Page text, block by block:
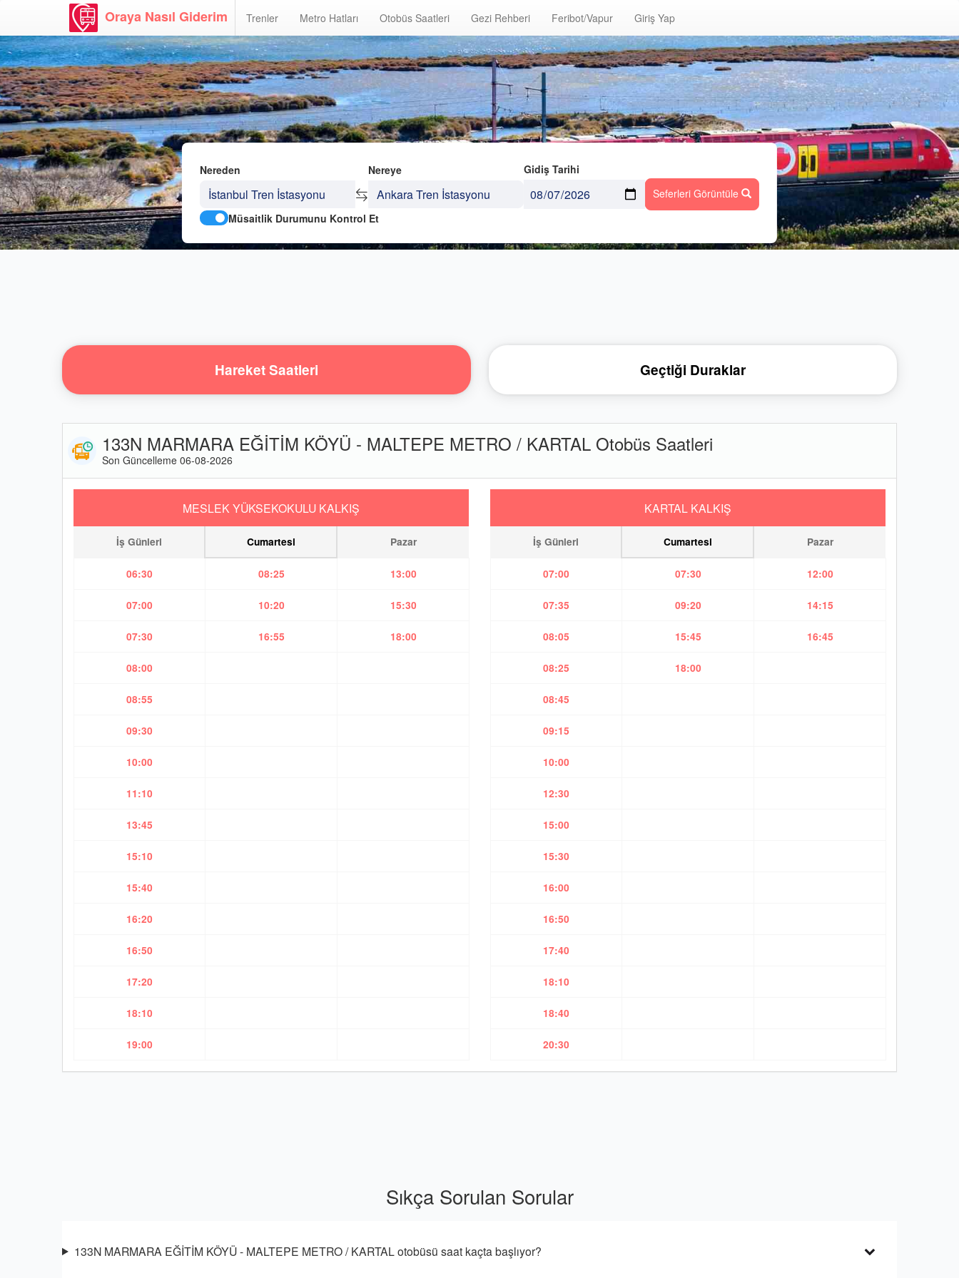
Oraya Nasıl Giderim Trenler Metro Hatları Otobüs Saatleri Gezi Rehberi Feribot/Vapur Giriş Yap
Nereden Nereye
Gidiş Tarihi
Seferleri Görüntüle
Müsaitlik Durumunu Kontrol Et
Hareket Saatleri Geçtiği Duraklar
133N MARMARA EĞİTİM KÖYÜ - MALTEPE METRO / KARTAL Otobüs Saatleri
Son Güncelleme 06-08-2026
MESLEK YÜKSEKOKULU KALKIŞ
İş Günleri Cumartesi Pazar
06:30 08:25 13:00
07:00 10:20 15:30
07:30 16:55 18:00
08:00
08:55
09:30
10:00
11:10
13:45
15:10
15:40
16:20
16:50
17:20
18:10
19:00
KARTAL KALKIŞ
İş Günleri Cumartesi Pazar
07:00 07:30 12:00
07:35 09:20 14:15
08:05 15:45 16:45
08:25 18:00
08:45
09:15
10:00
12:30
15:00
15:30
16:00
16:50
17:40
18:10
18:40
20:30
Sıkça Sorulan Sorular
133N MARMARA EĞİTİM KÖYÜ - MALTEPE METRO / KARTAL otobüsü saat kaçta başlıyor?